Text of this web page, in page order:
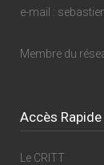
e-mail :
Membre du
Accès Rapide
Le CRITT